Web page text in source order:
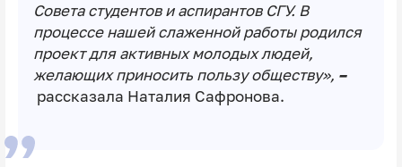
Совета студентов и аспирантов СГУ. В
процессе нашей слаженной работы родился
проект для активных молодых людей,
желающих приносить пользу обществу», –
рассказала Наталия Сафронова.